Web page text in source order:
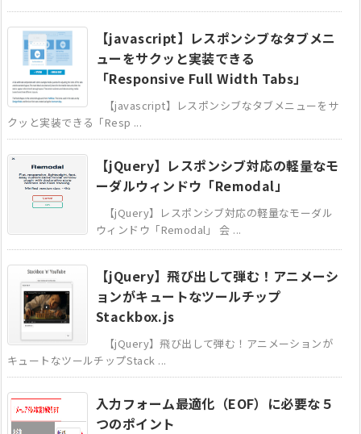
【javascript】レスポンシブなタブメニ
ューをサクッと実装できる
「Responsive Full Width Tabs」
【javascript】レスポンシブなタブメニューをサ
クッと実装できる「Resp ...
【jQuery】レスポンシブ対応の軽量なモ
ーダルウィンドウ「Remodal」
【jQuery】レスポンシブ対応の軽量なモーダル
ウィンドウ「Remodal」 会 ...
【jQuery】飛び出して弾む！アニメーシ
ョンがキュートなツールチップ
Stackbox.js
【jQuery】飛び出して弾む！アニメーションが
キュートなツールチップStack ...
入力フォーム最適化（EOF）に必要な５
つのポイント